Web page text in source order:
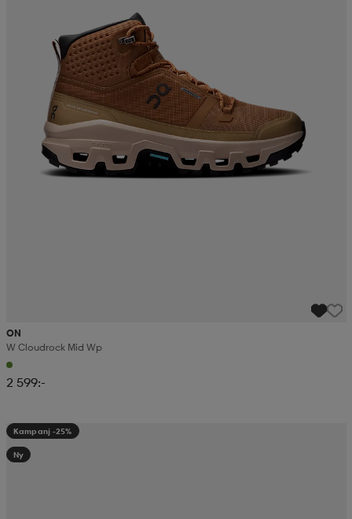
ON
W Cloudrock Mid Wp
2 599:-
Kampanj -25%
Ny